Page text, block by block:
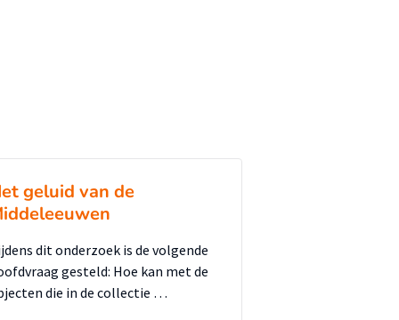
geluid van de
dit onderzoek is de volgende
gesteld: Hoe kan met de
die in de collectie …